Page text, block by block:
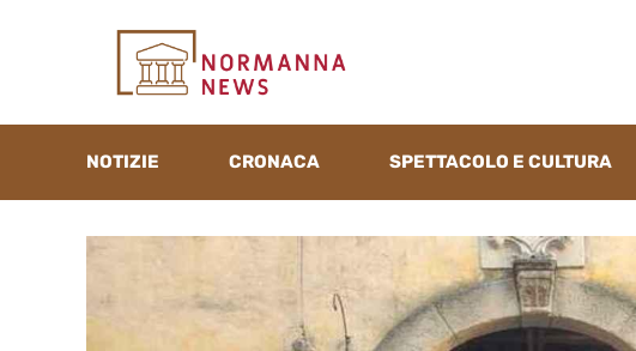
NOTIZIE CRONACA SPETTACOLO E CULTURA